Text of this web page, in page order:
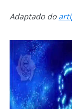
Adaptado do